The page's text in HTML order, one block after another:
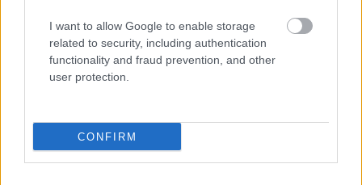
I want to allow Google to enable storage
related to security, including authentication
functionality and fraud prevention, and other
user protection.
CONFIRM
Helyi hírek
Közös gyakorlatot tartottak Nógrád és
Pest területi védelmi bizottságai
Amire többmillióan vártunk: szombattól
másodfokúra csökken a riasztás